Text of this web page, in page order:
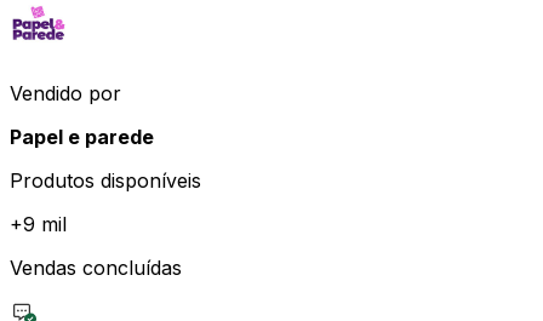
Vendido por
Papel e parede
Produtos disponíveis
+9 mil
Vendas concluídas